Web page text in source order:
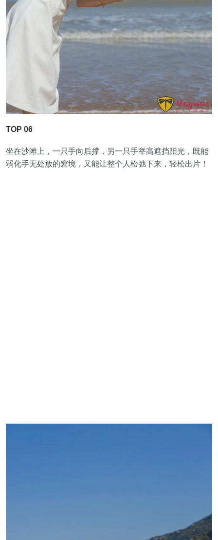
TOP 06
坐在沙滩上，一只手向后撑，另一只手举高遮挡阳光，既能
弱化手无处放的窘境，又能让整个人松弛下来，轻松出片！